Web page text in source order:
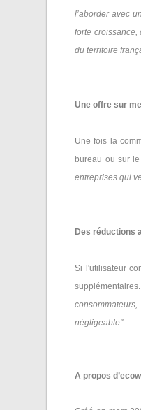
l’aborder avec
forte croissance,
du territoire
Une offre sur
Une fois la
bureau ou sur
entreprises qui
Des réductions
Si l'utilisateur
supplémentaires.
consommateurs,
négligeable".
A propos